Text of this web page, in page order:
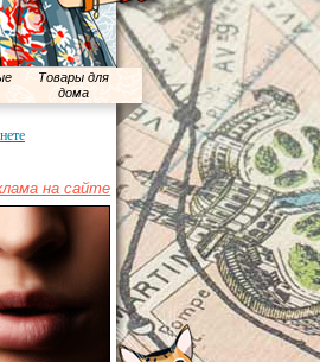
Товары для
дома
на сайте